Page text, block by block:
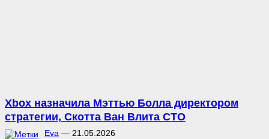
Xbox назначила Мэттью Болла директором
стратегии, Скотта Ван Влита CTO
Eva — 21.05.2026